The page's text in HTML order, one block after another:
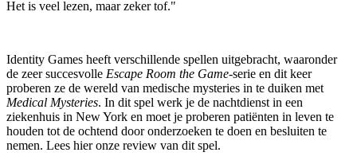
Het is veel lezen, maar zeker tof."
Identity Games heeft verschillende spellen uitgebracht, waaronder
de zeer succesvolle Escape Room the Game-serie en dit keer
proberen ze de wereld van medische mysteries in te duiken met
Medical Mysteries. In dit spel werk je de nachtdienst in een
ziekenhuis in New York en moet je proberen patiënten in leven te
houden tot de ochtend door onderzoeken te doen en besluiten te
nemen. Lees hier onze review van dit spel.